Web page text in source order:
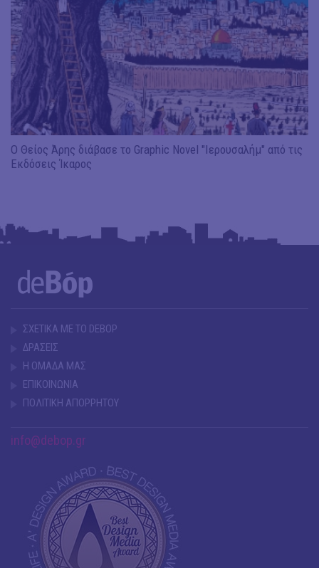
Ο Θείος Άρης διάβασε το Graphic Novel "Ιερουσαλήμ" από τις
Εκδόσεις Ίκαρος
ΣΧΕΤΙΚΑ ΜΕ ΤΟ DEBOP
ΔΡΑΣΕΙΣ
Η ΟΜΑΔΑ ΜΑΣ
ΕΠΙΚΟΙΝΩΝΙΑ
ΠΟΛΙΤΙΚΗ ΑΠΟΡΡΗΤΟΥ
info@debop.gr